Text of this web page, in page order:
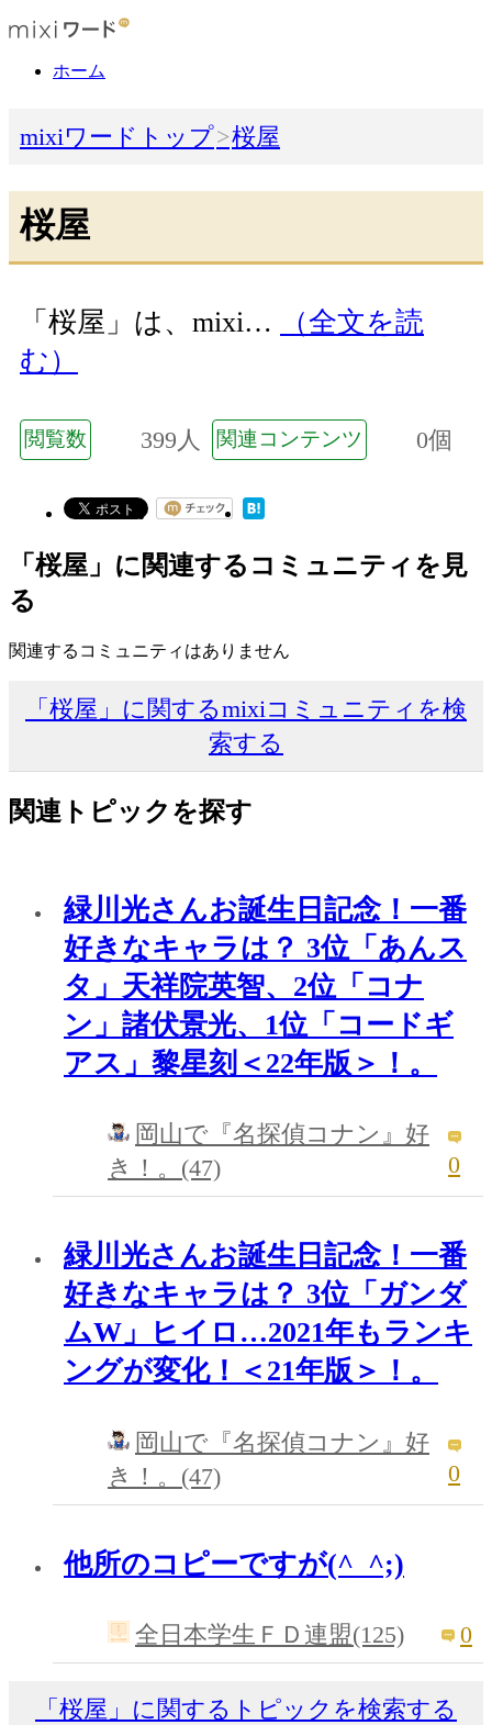
ホーム
mixiワードトップ 桜屋
桜屋
「桜屋」は、mixi…
（全文を読
む）
閲覧数 399人 関連コンテンツ 0個
「桜屋」に関連するコミュニティを見
る
関連するコミュニティはありません
「桜屋」に関するmixiコミュニティを検
索する
関連トピックを探す
緑川光さんお誕生日記念！一番
好きなキャラは？ 3位「あんス
タ」天祥院英智、2位「コナ
ン」諸伏景光、1位「コードギ
アス」黎星刻＜22年版＞！。
岡山で『名探偵コナン』好
き！。(47)
0
緑川光さんお誕生日記念！一番
好きなキャラは？ 3位「ガンダ
ムW」ヒイロ…2021年もランキ
ングが変化！＜21年版＞！。
岡山で『名探偵コナン』好
き！。(47)
0
他所のコピーですが(^_^;)
全日本学生ＦＤ連盟(125) 0
「桜屋」に関するトピックを検索する